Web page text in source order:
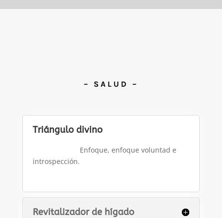
– SALUD –
Triángulo divino
Enfoque, enfoque voluntad e
introspección.
Revitalizador de hígado